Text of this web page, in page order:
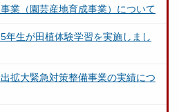
業（園芸産地育成事業）について
年生が田植体験学習を実施しまし
拡大緊急対策整備事業の実績につ